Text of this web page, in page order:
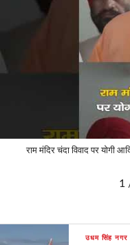
राम मंदिर चंदा विवाद पर योगी
1
उधम सिंह नगर